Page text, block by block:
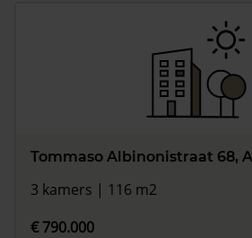
Tommaso Albinonistraat 68,
3 kamers | 116 m2
€ 790.000